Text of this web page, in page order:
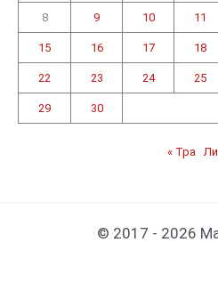
8 9 10 11
15 16 17 18
22 23 24 25
29 30
« Тра
© 2017 - 2026